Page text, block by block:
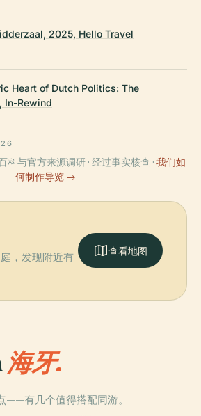
2025, Hello Travel
Heart of Dutch Politics: The
In-Rewind
与官方来源调研 · 经过事实核查 · 我们如
何制作导览 →
，发现附近有
查看地图
海牙.
——有几个值得搭配同游。
PLACE